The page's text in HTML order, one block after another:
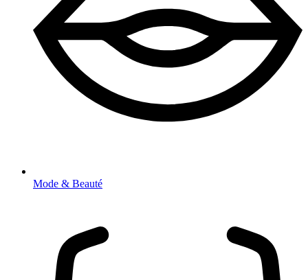
Mode & Beauté